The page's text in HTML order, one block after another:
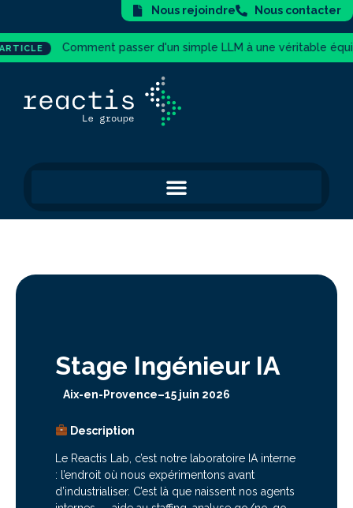
Nous rejoindre Nous contacter
passer d'un simple LLM à une véritable équipe d'agents IA
Stage Ingénieur IA
Aix-en-Provence–15 juin 2026
Description
Le Reactis Lab, c’est notre laboratoire IA interne
: l’endroit où nous expérimentons avant
d’industrialiser. C’est là que naissent nos agents